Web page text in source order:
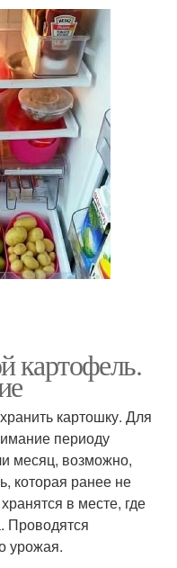
картофель.
картошку. Для
периоду
месяц, возможно,
которая ранее не
в месте, где
Проводятся
урожая.